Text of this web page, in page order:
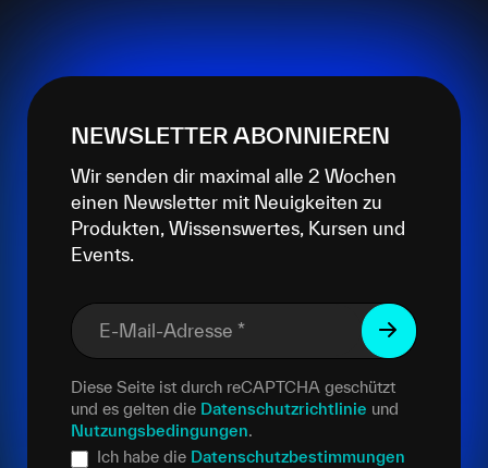
NEWSLETTER ABONNIEREN
Wir senden dir maximal alle 2 Wochen
einen Newsletter mit Neuigkeiten zu
Produkten, Wissenswertes, Kursen und
Events.
E-Mail-Adresse *
Diese Seite ist durch reCAPTCHA geschützt
und es gelten die Datenschutzrichtlinie und
Nutzungsbedingungen.
Ich habe die Datenschutzbestimmungen